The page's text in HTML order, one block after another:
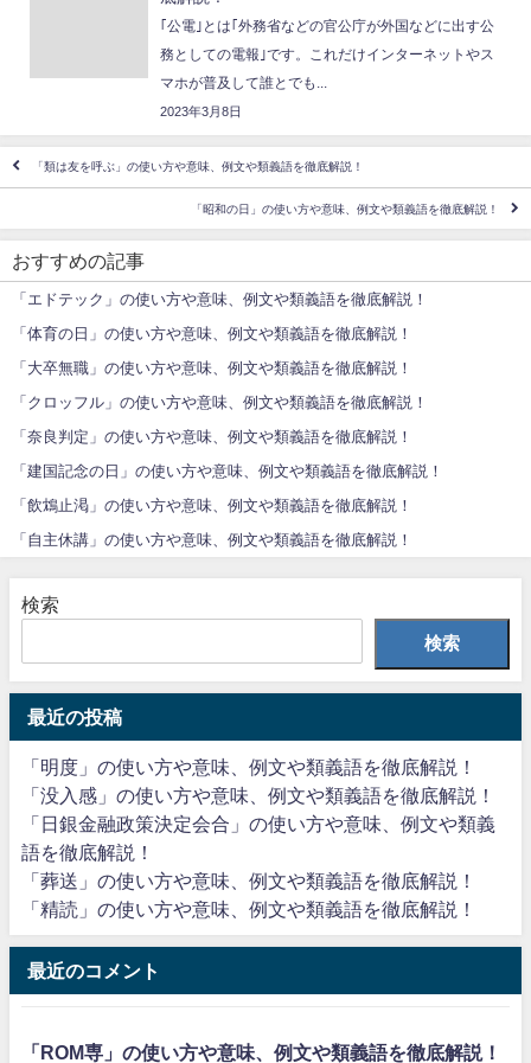
｢公電｣とは｢外務省などの官公庁が外国などに出す公
務としての電報｣です。これだけインターネットやス
マホが普及して誰とでも...
2023年3月8日
「類は友を呼ぶ」の使い方や意味、例文や類義語を徹底解説！
「昭和の日」の使い方や意味、例文や類義語を徹底解説！
おすすめの記事
「エドテック」の使い方や意味、例文や類義語を徹底解説！
「体育の日」の使い方や意味、例文や類義語を徹底解説！
「大卒無職」の使い方や意味、例文や類義語を徹底解説！
「クロッフル」の使い方や意味、例文や類義語を徹底解説！
「奈良判定」の使い方や意味、例文や類義語を徹底解説！
「建国記念の日」の使い方や意味、例文や類義語を徹底解説！
「飲鴆止渇」の使い方や意味、例文や類義語を徹底解説！
「自主休講」の使い方や意味、例文や類義語を徹底解説！
検索
検索
最近の投稿
「明度」の使い方や意味、例文や類義語を徹底解説！
「没入感」の使い方や意味、例文や類義語を徹底解説！
「日銀金融政策決定会合」の使い方や意味、例文や類義
語を徹底解説！
「葬送」の使い方や意味、例文や類義語を徹底解説！
「精読」の使い方や意味、例文や類義語を徹底解説！
最近のコメント
「ROM専」の使い方や意味、例文や類義語を徹底解説！